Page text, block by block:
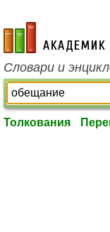
academic.ru
Словари и
Толкования